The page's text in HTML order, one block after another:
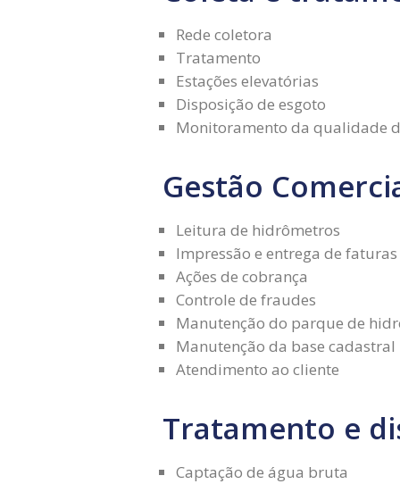
Rede coletora
Tratamento
Estações elevatórias
Disposição de esgoto
Monitoramento da qualidade
Gestão
Leitura de hidrômetros
Impressão e entrega de faturas
Ações de cobrança
Controle de fraudes
Manutenção do parque de
Manutenção da base cadastral
Atendimento ao cliente
Tratamento e
Captação de água bruta